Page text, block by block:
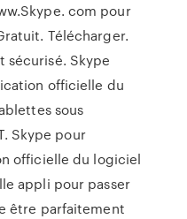
com pour
Télécharger.
Skype
officielle du
sous
Skype pour
officielle du logiciel
appli pour passer
être parfaitement